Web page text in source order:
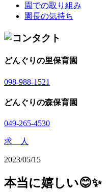
園での取り組み
園長の気持ち
どんぐりの里保育園
098-988-1521
どんぐりの森保育園
049-265-4530
求 人
2023/05/15
本当に嬉しい😊✨